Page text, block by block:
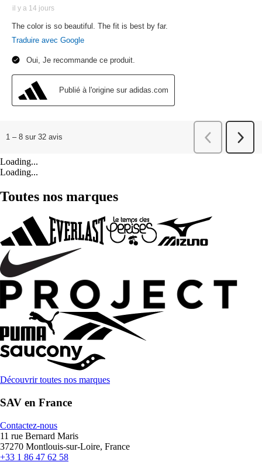
Loading...
Loading...
Toutes nos marques
Découvrir toutes nos marques
SAV en France
Contactez-nous
11 rue Bernard Maris
37270 Montlouis-sur-Loire, France
+33 1 86 47 62 58